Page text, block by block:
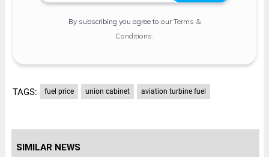
By subscribing you agree to ourTerms &
Conditions
TAGS: fuel price union cabinet aviation turbine fuel
SIMILAR NEWS